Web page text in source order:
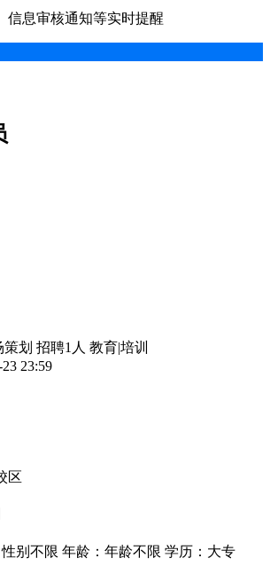
信息审核通知等实时提醒
划 招聘1人 教育|培训
23:59
区
别不限 年龄：年龄不限 学历：大专